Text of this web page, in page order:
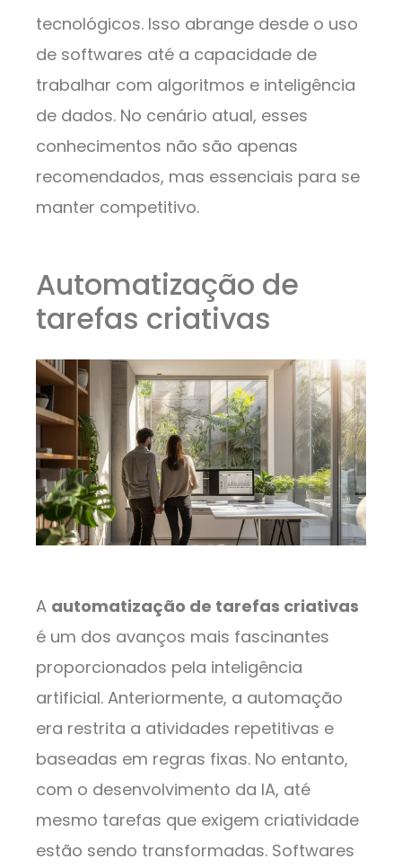
tecnológicos. Isso abrange desde o uso
de softwares até a capacidade de
trabalhar com algoritmos e inteligência
de dados. No cenário atual, esses
conhecimentos não são apenas
recomendados, mas essenciais para se
manter competitivo.
Automatização de
tarefas criativas
A automatização de tarefas criativas
é um dos avanços mais fascinantes
proporcionados pela inteligência
artificial. Anteriormente, a automação
era restrita a atividades repetitivas e
baseadas em regras fixas. No entanto,
com o desenvolvimento da IA, até
mesmo tarefas que exigem criatividade
estão sendo transformadas. Softwares